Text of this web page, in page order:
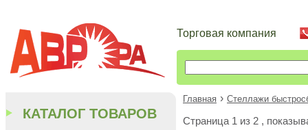
Торговая компания
Главная › Стеллажи
Cтраница 1 из 2 ,
КАТАЛОГ ТОВАРОВ